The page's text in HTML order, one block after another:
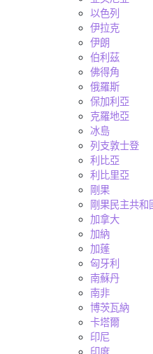
以色列
伊拉克
伊朗
伯利茲
佛得角
俄羅斯
保加利亞
克羅地亞
冰島
列支敦士登
利比亞
利比里亞
剛果
剛果民主共和
加拿大
加納
加蓬
匈牙利
南蘇丹
南非
博茨瓦納
卡塔爾
印尼